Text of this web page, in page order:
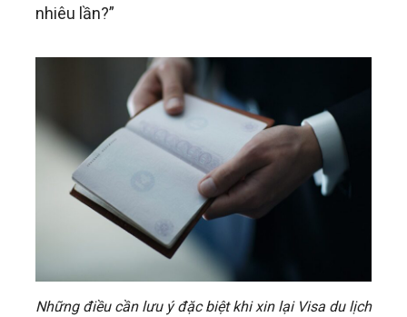
nhiêu lần?”
Những điều cần lưu ý đặc biệt khi xin lại Visa du lịch